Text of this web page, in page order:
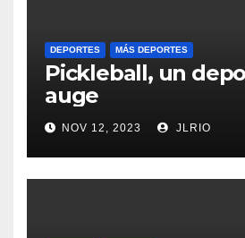
DEPORTES MÁS DEPORTES
Pickleball, un
auge
NOV 12, 2023 JLRIO